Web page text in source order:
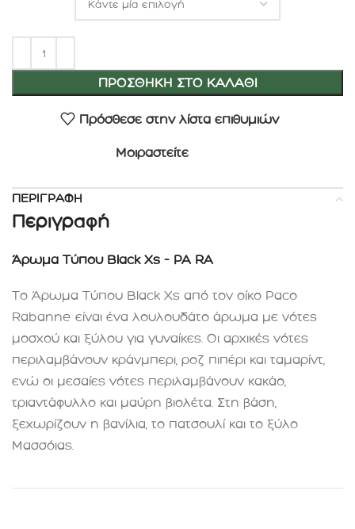
ΠΡΟΣΘΉΚΗ ΣΤΟ ΚΑΛΆΘΙ
Πρόσθεσε στην λίστα επιθυμιών
Μοιραστείτε
ΠΕΡΙΓΡΑΦΉ
Περιγραφή
Άρωμα Τύπου Black Xs – PA RA
Το Άρωμα Τύπου Black Xs από τον οίκο Paco
Rabanne είναι ένα λουλουδάτο άρωμα με νότες
μοσχού και ξύλου για γυναίκες. Οι αρχικές νότες
περιλαμβάνουν κράνμπερι, ροζ πιπέρι και ταμαρίντ,
ενώ οι μεσαίες νότες περιλαμβάνουν κακάο,
τριαντάφυλλο και μαύρη βιολέτα. Στη βάση,
ξεχωρίζουν η βανίλια, το πατσουλί και το ξύλο
Μασσόιας.